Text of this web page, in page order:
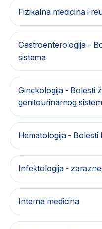
Fizikalna medicina i
Gastroenterologija -
sistema
Ginekologija - Bolesti
genitourinarnog
Hematologija - Bolesti
Infektologija -
Interna medicina